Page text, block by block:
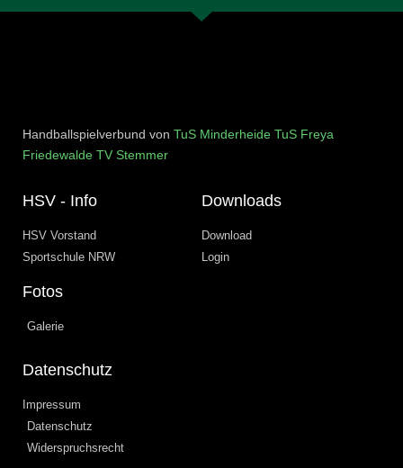
Handballspielverbund von TuS Minderheide TuS Freya
Friedewalde TV Stemmer
HSV - Info
HSV Vorstand
Sportschule NRW
Fotos
Galerie
Downloads
Download
Login
Datenschutz
Impressum
Datenschutz
Widerspruchsrecht